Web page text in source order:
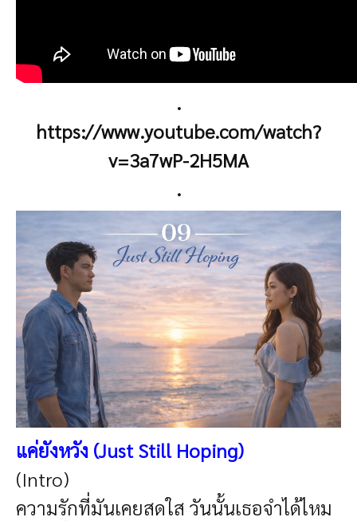
.
https://www.youtube.com/watch?
v=3a7wP-2H5MA
.
แค่ยังหวัง (Just Still Hoping)
(Intro)
ความรักที่มันเคยสดใส วันนั้นเธอจำได้ไหม